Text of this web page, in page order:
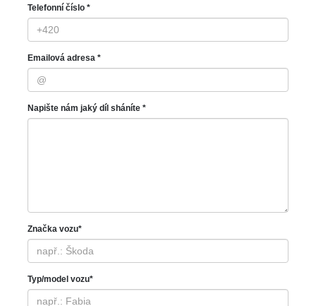
Telefonní číslo *
Emailová adresa *
Napište nám jaký díl sháníte *
Značka vozu*
Typ/model vozu*